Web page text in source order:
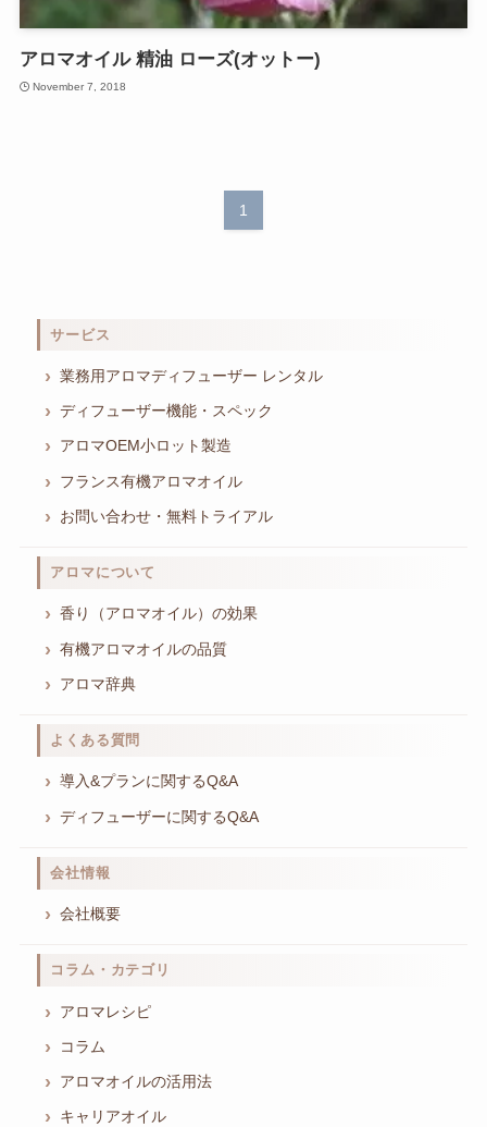
アロマオイル 精油 ローズ(オットー)
November 7, 2018
1
サービス
業務用アロマディフューザー レンタル
ディフューザー機能・スペック
アロマOEM小ロット製造
フランス有機アロマオイル
お問い合わせ・無料トライアル
アロマについて
香り（アロマオイル）の効果
有機アロマオイルの品質
アロマ辞典
よくある質問
導入&プランに関するQ&A
ディフューザーに関するQ&A
会社情報
会社概要
コラム・カテゴリ
アロマレシピ
コラム
アロマオイルの活用法
キャリアオイル